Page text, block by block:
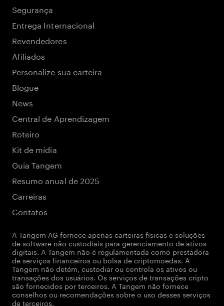
Segurança
Entrega Internacional
Revendedores
Afiliados
Personalize sua carteira
Blogue
News
Central de Aprendizagem
Roteiro
Kit de mídia
Guia Tangem
Resumo anual de 2025
Carreiras
Contatos
A Tangem AG fornece apenas carteiras físicas e soluções
de software não custodiais para gerenciamento de ativos
digitais. A Tangem não é regulamentada como prestadora
de serviços financeiros ou bolsa de criptomoedas. A
Tangem não detém, custodiar ou controla os ativos ou
transações dos usuários. Os serviços de transações cripto
são fornecidos por terceiros. A Tangem não fornece
conselhos ou recomendações sobre o uso desses serviços
de terceiros.